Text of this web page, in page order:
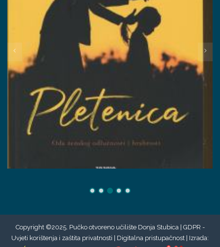
Copyright ©2025. Pučko otvoreno učilište Donja Stubica | GDPR -
Uvjeti korištenja i zaštita privatnosti | Digitalna pristupačnost | Izrada: